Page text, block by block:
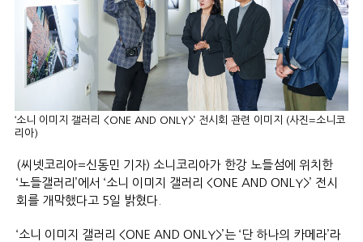
‘소니 이미지 갤러리 <ONE AND ONLY>’ 전시회 관련 이미지 (사진=소니코
리아)
(씨넷코리아=신동민 기자) 소니코리아가 한강 노들섬에 위치한
‘노들갤러리’에서 ‘소니 이미지 갤러리 <ONE AND ONLY>’ 전시
회를 개막했다고 5일 밝혔다.
‘소니 이미지 갤러리 <ONE AND ONLY>’는 ‘단 하나의 카메라’라